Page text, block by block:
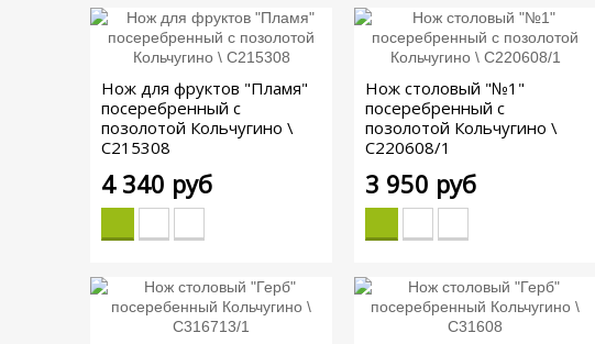
Нож для фруктов "Пламя"
посеребренный с
позолотой Кольчугино \
С215308
4 340 руб
Нож столовый "№1"
посеребренный с
позолотой Кольчугино \
С220608/1
3 950 руб